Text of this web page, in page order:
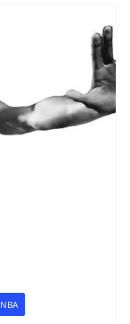
NBA